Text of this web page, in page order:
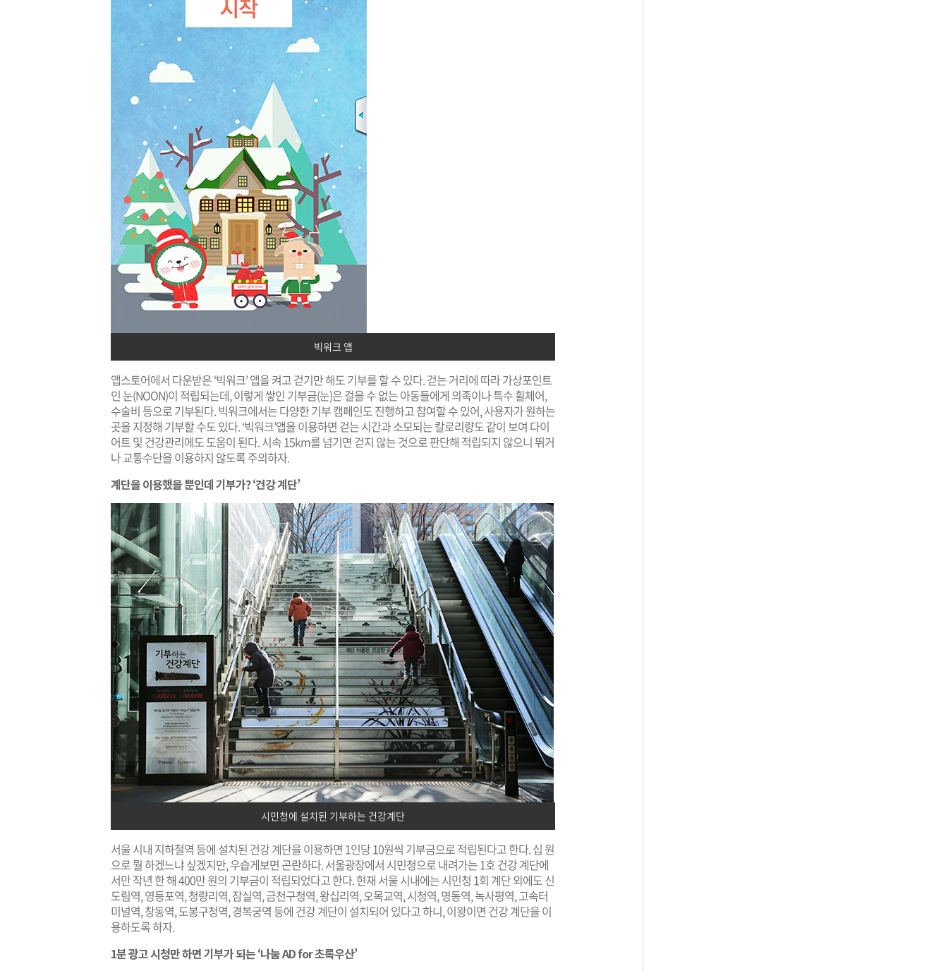
빅워크 앱
앱스토어에서 다운받은 ‘빅워크’ 앱을 켜고 걷기만 해도 기부를 할 수 있다. 걷는 거리에 따라 가상포인트
인 눈(NOON)이 적립되는데, 이렇게 쌓인 기부금(눈)은 걸을 수 없는 아동들에게 의족이나 특수 휠체어,
수술비 등으로 기부된다. 빅워크에서는 다양한 기부 캠페인도 진행하고 참여할 수 있어, 사용자가 원하는
곳을 지정해 기부할 수도 있다. ‘빅워크’앱을 이용하면 걷는 시간과 소모되는 칼로리량도 같이 보여 다이
어트 및 건강관리에도 도움이 된다. 시속 15km를 넘기면 걷지 않는 것으로 판단해 적립되지 않으니 뛰거
나 교통수단을 이용하지 않도록 주의하자.
계단을 이용했을 뿐인데 기부가? ‘건강 계단’
시민청에 설치된 기부하는 건강계단
서울 시내 지하철역 등에 설치된 건강 계단을 이용하면 1인당 10원씩 기부금으로 적립된다고 한다. 십 원
으로 뭘 하겠느냐 싶겠지만, 우습게보면 곤란하다. 서울광장에서 시민청으로 내려가는 1호 건강 계단에
서만 작년 한 해 400만 원의 기부금이 적립되었다고 한다. 현재 서울 시내에는 시민청 1회 계단 외에도 신
도림역, 영등포역, 청량리역, 잠실역, 금천구청역, 왕십리역, 오목교역, 시청역, 명동역, 녹사평역, 고속터
미널역, 창동역, 도봉구청역, 경복궁역 등에 건강 계단이 설치되어 있다고 하니, 이왕이면 건강 계단을 이
용하도록 하자.
1분 광고 시청만 하면 기부가 되는 ‘나눔 AD for 초록우산’